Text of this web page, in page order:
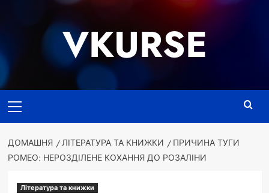
VKURSE
меню
ДОМАШНЯ ЛІТЕРАТУРА ТА КНИЖКИ
ПРИЧИНА ТУГИ
РОМЕО: НЕРОЗДІЛЕНЕ КОХАННЯ ДО РОЗАЛІНИ
Література та книжки